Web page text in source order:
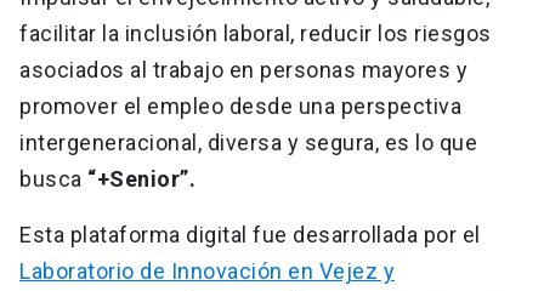
facilitar la inclusión laboral, reducir los riesgos
asociados al trabajo en personas mayores y
promover el empleo desde una perspectiva
intergeneracional, diversa y segura, es lo que
busca “+Senior”.
Esta plataforma digital fue desarrollada por el
Laboratorio de Innovación en Vejez y